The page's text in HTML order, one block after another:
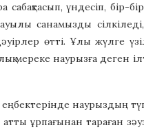
үндесіп, бір-
санамызды
өтті. Ұлы жүлге
мереке наурызға деген
наурыздың
ұрпағынан тараған